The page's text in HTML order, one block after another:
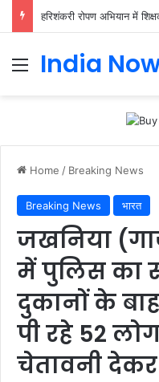
India
Home / Breaking News
Breaking News भारत
जखनिया
में पुलिस का
दुकानों के
पी रहे 52
चेतावनी देकर